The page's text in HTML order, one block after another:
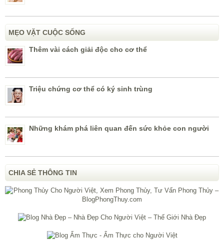
MẸO VẶT CUỘC SỐNG
Thêm vài cách giải độc cho cơ thể
Triệu chứng cơ thể có ký sinh trùng
Những khám phá liên quan đến sức khỏe con người
CHIA SẺ THÔNG TIN